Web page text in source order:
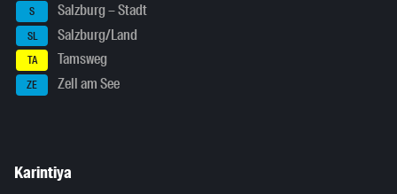
S Salzburg – Stadt
SL Salzburg/Land
TA Tamsweg
ZE Zell am See
Karintiya